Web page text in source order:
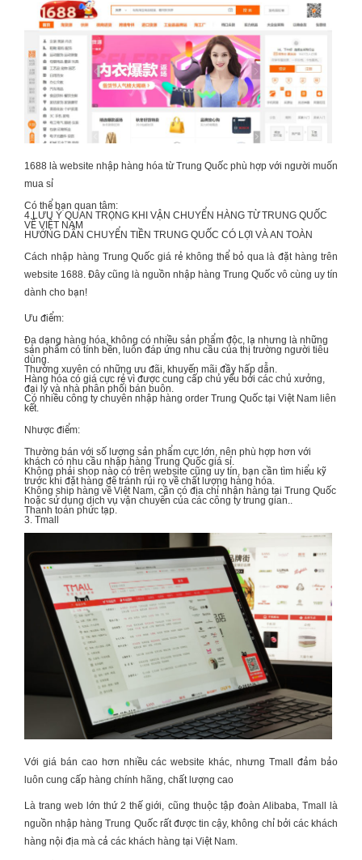
1688 là website nhập hàng hóa từ Trung Quốc phù hợp với người muốn
mua sỉ
Có thể bạn quan tâm:
4 LƯU Ý QUAN TRỌNG KHI VẬN CHUYỂN HÀNG TỪ TRUNG QUỐC
VỀ VIỆT NAM
HƯỚNG DẪN CHUYỂN TIỀN TRUNG QUỐC CÓ LỢI VÀ AN TOÀN
Cách nhập hàng Trung Quốc giá rẻ không thể bỏ qua là đặt hàng trên
website 1688. Đây cũng là nguồn nhập hàng Trung Quốc vô cùng uy tín
dành cho bạn!
Ưu điểm:
Đa dạng hàng hóa, không có nhiều sản phẩm độc, lạ nhưng là những
sản phẩm có tính bền, luôn đáp ứng nhu cầu của thị trường người tiêu
dùng.
Thường xuyên có những ưu đãi, khuyến mãi đầy hấp dẫn.
Hàng hóa có giá cực rẻ vì được cung cấp chủ yếu bởi các chủ xưởng,
đại lý và nhà phân phối bán buôn.
Có nhiều công ty chuyên nhập hàng order Trung Quốc tại Việt Nam liên
kết.
Nhược điểm:
Thường bán với số lượng sản phẩm cực lớn, nên phù hợp hơn với
khách có nhu cầu nhập hàng Trung Quốc giá sỉ.
Không phải shop nào có trên website cũng uy tín, bạn cần tìm hiểu kỹ
trước khi đặt hàng để tránh rủi ro về chất lượng hàng hóa.
Không ship hàng về Việt Nam, cần có địa chỉ nhận hàng tại Trung Quốc
hoặc sử dụng dịch vụ vận chuyển của các công ty trung gian..
Thanh toán phức tạp.
3. Tmall
Với giá bán cao hơn nhiều các website khác, nhưng Tmall đảm bảo
luôn cung cấp hàng chính hãng, chất lượng cao
Là trang web lớn thứ 2 thế giới, cũng thuộc tập đoàn Alibaba, Tmall là
nguồnnhập hàng Trung Quốcrất được tin cậy, không chỉ bởi các khách
hàng nội địa mà cả các khách hàng tại Việt Nam.